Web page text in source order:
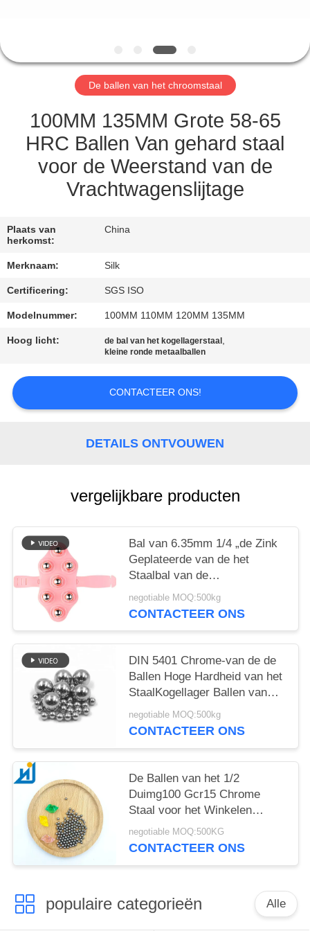
NIEUWS
GEVALLEN
VERZOEK
CITAAT
SITEMAP
PRIVACY
POLICY
De ballen van het chroomstaal
100MM 135MM Grote 58-65
HRC Ballen Van gehard staal
voor de Weerstand van de
Vrachtwagenslijtage
Plaats van
herkomst:
China
Merknaam: Silk
Certificering: SGS ISO
Modelnummer: 100MM 110MM 120MM 135MM
Hoog licht: de bal van het kogellagerstaal ,
kleine ronde metaalballen
CONTACTEER ONS!
DETAILS ONTVOUWEN
vergelijkbare producten
Bal van 6.35mm 1/4 „de Zink
Geplateerde van de het
Staalbal van de
Koolstofmassage Rolling het
Metaalstaal
negotiable MOQ:500kg
CONTACTEER ONS
DIN 5401 Chrome-van de de
Ballen Hoge Hardheid van het
StaalKogellager Ballen van
het het Metaalstaal 15mm
20mm G16
negotiable MOQ:500kg
CONTACTEER ONS
De Ballen van het 1/2
Duimg100 Gcr15 Chrome
Staal voor het Winkelen
Karretje 6.35mm 12.7mm
negotiable MOQ:500KG
CONTACTEER ONS
populaire categorieën Alle